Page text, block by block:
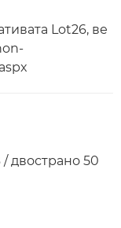
Lot26, ве
двострано 50